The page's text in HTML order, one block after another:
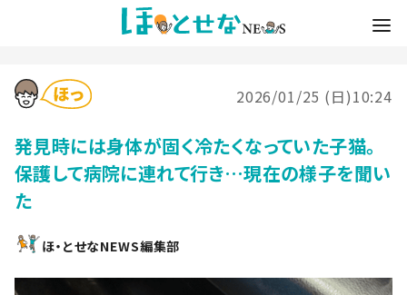
2026/01/25 (日)10:24
発見時には身体が固く冷たくなっていた子猫。
保護して病院に連れて行き…現在の様子を聞い
た
ほ・とせなNEWS編集部